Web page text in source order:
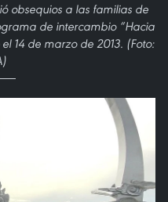
obsequios a las familias de
de intercambio “Hacia
14 de marzo de 2013. (Foto: